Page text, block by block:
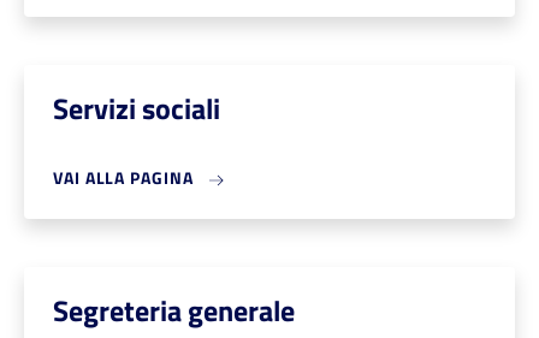
Servizi sociali
VAI ALLA PAGINA
Segreteria generale